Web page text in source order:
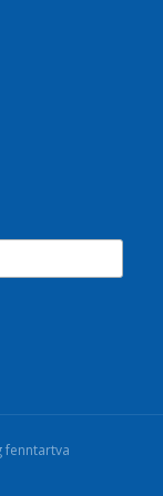
fenntartva